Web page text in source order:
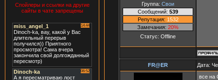
Спойлеры и ссылки на другие
сайты в чате запрещены
Группа: Свои
Сообщений: 539
Репутация: 1532
Замечания: 20%
Статус: Offline
FR@ER Дата:
все на